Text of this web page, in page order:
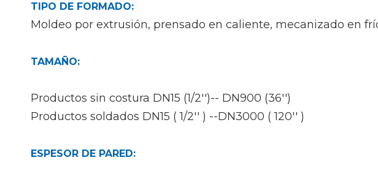
TIPO DE FORMADO:
Moldeo por extrusión, prensado en caliente, mecanizado en
TAMAÑO:
Productos sin costura DN15 (1/2'')-- DN900 (36'')
Productos soldados DN15 ( 1/2'' ) --DN3000 ( 120'' )
ESPESOR DE PARED: